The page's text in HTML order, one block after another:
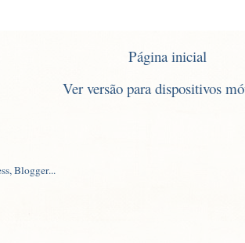
Página inicial
Ver versão para dispositivos